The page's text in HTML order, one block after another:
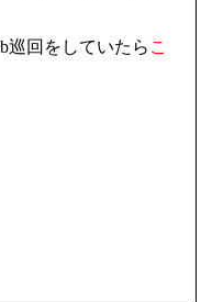
巡回をしていたら こ